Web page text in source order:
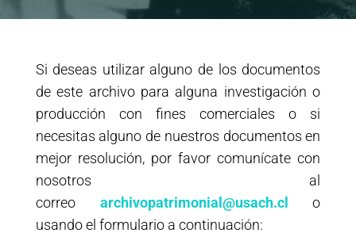
Si deseas utilizar alguno de los documentos
de este archivo para alguna investigación o
producción con fines comerciales o si
necesitas alguno de nuestros documentos en
mejor resolución, por favor comunícate con
nosotros al
correo archivopatrimonial@usach.cl
o
usando el formulario a continuación: